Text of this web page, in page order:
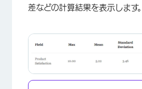
差などの計算結果を表示します。